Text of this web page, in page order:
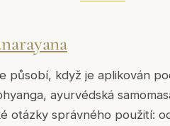
působí, když je aplikován
ayurvédská
otázky správného použití: